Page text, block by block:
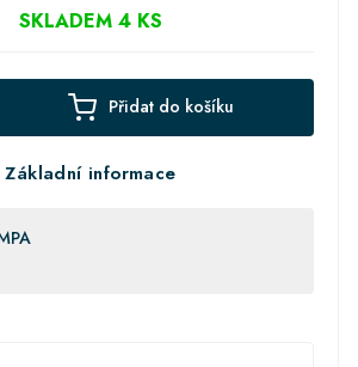
SKLADEM 4 KS
Přidat do košíku
Základní informace